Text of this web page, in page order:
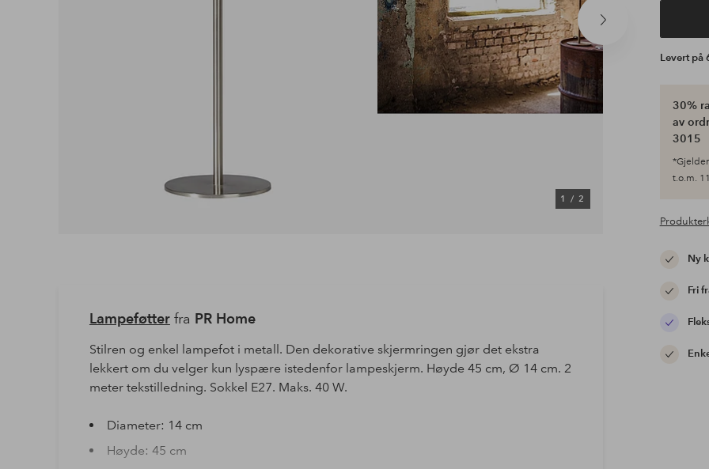
Neste
1/ 2
Levert
30%
av
3015
t.o.m.
Ny
Fri
Lampeføtterfra PR Home
Stilren og enkel lampefot i metall. Den dekorative skjermringen gjør det ekstra
lekkert om du velger kun lyspære istedenfor lampeskjerm. Høyde 45 cm, Ø 14 cm. 2
meter tekstilledning. Sokkel E27. Maks. 40 W.
Diameter: 14 cm
Høyde: 45 cm